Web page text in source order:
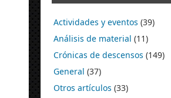
Actividades y eventos (39)
Análisis de material (11)
Crónicas de descensos (149)
General (37)
Otros artículos (33)